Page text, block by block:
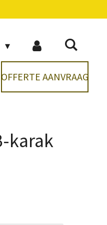
OFFERTE AANVRAAG
karak